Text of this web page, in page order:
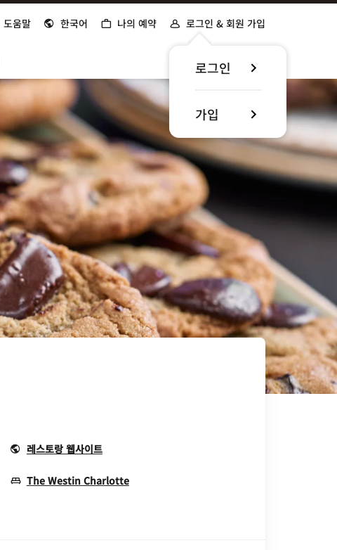
도움말 한국어 나의 예약 로그인 & 회원 가입
로그인
가입
레스토랑 웹사이트Opens In New Window
The Westin CharlotteOpens In New Window